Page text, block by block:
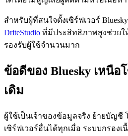
สำหรับผู้ที่สนใจตั้งเซิร์ฟเวอร์
DriteStudio ที่มีประสิทธิภาพสูงช่วยใ
รองรับผู้ใช้จำนวนมาก
ข้อดีของ Bluesky เหนือ
เดิม
ผู้ใช้เป็นเจ้าของข้อมูลจริง ย้ายบัญชี
เซิร์ฟเวอร์อื่นได้ทุกเมื่อ ระบบกรอง